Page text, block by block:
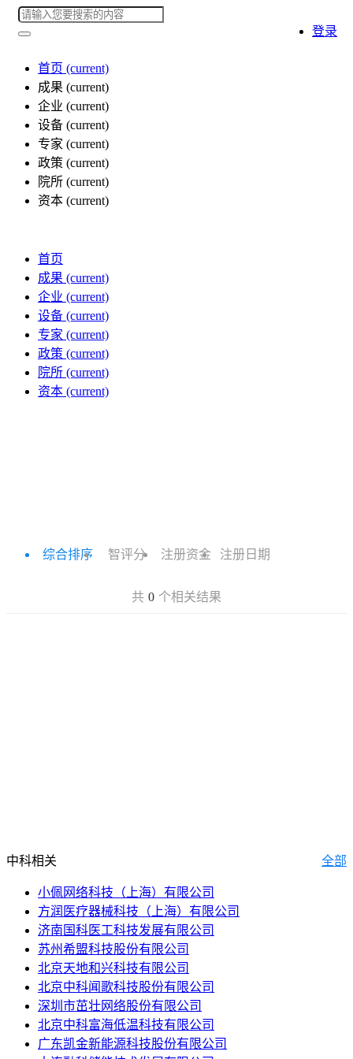
首页 (current)
成果 (current)
企业 (current)
设备 (current)
专家 (current)
政策 (current)
院所 (current)
资本 (current)
登录
首页
成果 (current)
企业 (current)
设备 (current)
专家 (current)
政策 (current)
院所 (current)
资本 (current)
综合排序 智评分 注册资金 注册日期
共 0 个相关结果
中科相关 全部
小佩网络科技（上海）有限公司
方润医疗器械科技（上海）有限公司
济南国科医工科技发展有限公司
苏州希盟科技股份有限公司
北京天地和兴科技有限公司
北京中科闻歌科技股份有限公司
深圳市茁壮网络股份有限公司
北京中科富海低温科技有限公司
广东凯金新能源科技股份有限公司